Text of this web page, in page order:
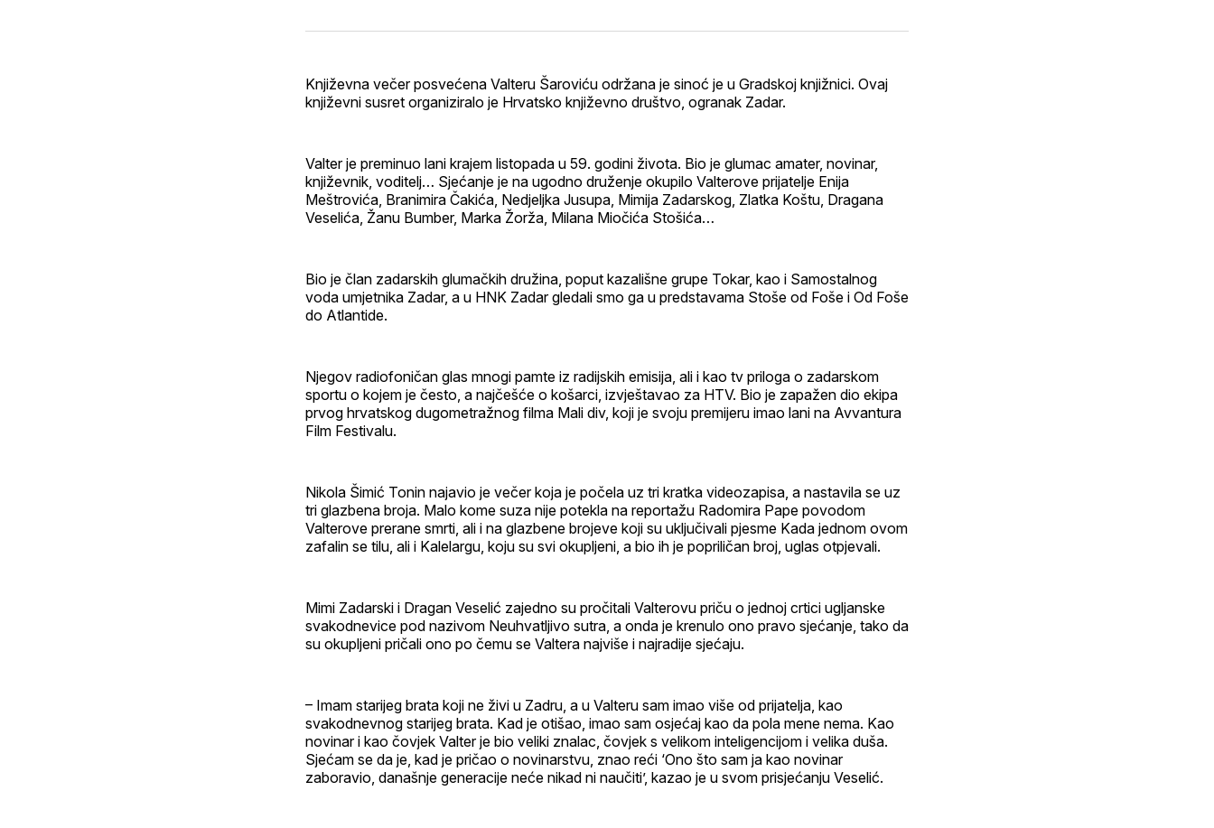
FacebookLinkedIn maila
Književna večer posvećena Valteru Šaroviću održana je sinoć je u Gradskoj knjižnici. Ovaj
književni susret organiziralo je Hrvatsko književno društvo, ogranak Zadar.
Valter je preminuo lani krajem listopada u 59. godini života. Bio je glumac amater, novinar,
književnik, voditelj… Sjećanje je na ugodno druženje okupilo Valterove prijatelje Enija
Meštrovića, Branimira Čakića, Nedjeljka Jusupa, Mimija Zadarskog, Zlatka Koštu, Dragana
Veselića, Žanu Bumber, Marka Žorža, Milana Miočića Stošića…
Bio je član zadarskih glumačkih družina, poput kazališne grupe Tokar, kao i Samostalnog
voda umjetnika Zadar, a u HNK Zadar gledali smo ga u predstavama Stoše od Foše i Od Foše
do Atlantide.
Njegov radiofoničan glas mnogi pamte iz radijskih emisija, ali i kao tv priloga o zadarskom
sportu o kojem je često, a najčešće o košarci, izvještavao za HTV. Bio je zapažen dio ekipa
prvog hrvatskog dugometražnog filma Mali div, koji je svoju premijeru imao lani na Avvantura
Film Festivalu.
Nikola Šimić Tonin najavio je večer koja je počela uz tri kratka videozapisa, a nastavila se uz
tri glazbena broja. Malo kome suza nije potekla na reportažu Radomira Pape povodom
Valterove prerane smrti, ali i na glazbene brojeve koji su uključivali pjesme Kada jednom ovom
zafalin se tilu, ali i Kalelargu, koju su svi okupljeni, a bio ih je popriličan broj, uglas otpjevali.
Mimi Zadarski i Dragan Veselić zajedno su pročitali Valterovu priču o jednoj crtici ugljanske
svakodnevice pod nazivom Neuhvatljivo sutra, a onda je krenulo ono pravo sjećanje, tako da
su okupljeni pričali ono po čemu se Valtera najviše i najradije sjećaju.
– Imam starijeg brata koji ne živi u Zadru, a u Valteru sam imao više od prijatelja, kao
svakodnevnog starijeg brata. Kad je otišao, imao sam osjećaj kao da pola mene nema. Kao
novinar i kao čovjek Valter je bio veliki znalac, čovjek s velikom inteligencijom i velika duša.
Sjećam se da je, kad je pričao o novinarstvu, znao reći ‘Ono što sam ja kao novinar
zaboravio, današnje generacije neće nikad ni naučiti’, kazao je u svom prisjećanju Veselić.